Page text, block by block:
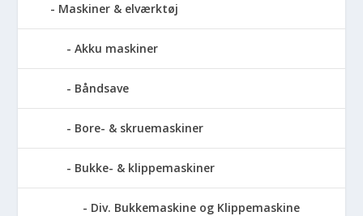
Maskiner & elværktøj
Akku maskiner
Båndsave
Bore- & skruemaskiner
Bukke- & klippemaskiner
Div. Bukkemaskine og Klippemaskine